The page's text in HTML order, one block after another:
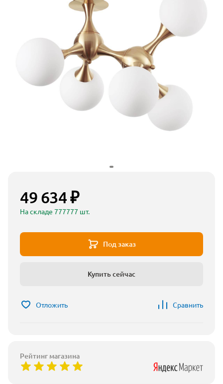
49 634 ₽
На складе 777777 шт.
Под заказ
Купить сейчас
Отложить Сравнить
Рейтинг магазина